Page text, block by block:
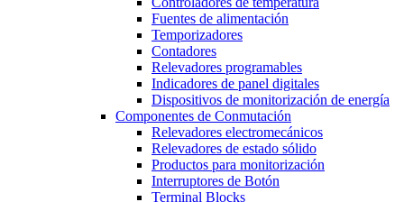
Fuentes de alimentación
Temporizadores
Contadores
Relevadores programables
Indicadores de panel digitales
Dispositivos de monitorización de energía
Componentes de Conmutación
Relevadores electromecánicos
Relevadores de estado sólido
Productos para monitorización
Interruptores de Botón
Terminal Blocks